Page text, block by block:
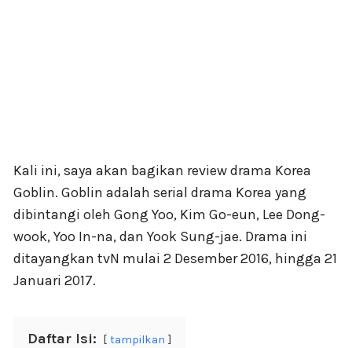
Kali ini, saya akan bagikan review drama Korea
Goblin. Goblin adalah serial drama Korea yang
dibintangi oleh Gong Yoo, Kim Go-eun, Lee Dong-
wook, Yoo In-na, dan Yook Sung-jae. Drama ini
ditayangkan tvN mulai 2 Desember 2016, hingga 21
Januari 2017.
Daftar Isi: tampilkan